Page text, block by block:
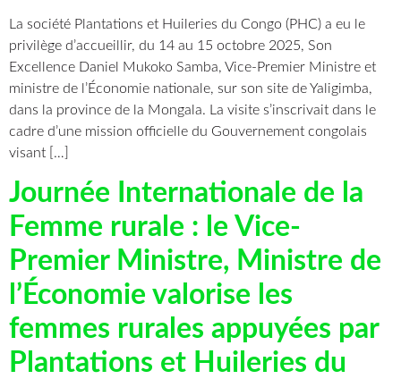
La société Plantations et Huileries du Congo (PHC) a eu le
privilège d’accueillir, du 14 au 15 octobre 2025, Son
Excellence Daniel Mukoko Samba, Vice-Premier Ministre et
ministre de l’Économie nationale, sur son site de Yaligimba,
dans la province de la Mongala. La visite s’inscrivait dans le
cadre d’une mission officielle du Gouvernement congolais
visant […]
Journée Internationale de la
Femme rurale : le Vice-
Premier Ministre, Ministre de
l’Économie valorise les
femmes rurales appuyées par
Plantations et Huileries du